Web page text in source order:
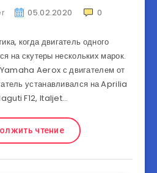
05.02.2020 0
когда двигатель одного
на скутеры нескольких марок.
Aerox с двигателем от
устанавливался на Aprilia
F12, Italjet…
чтение